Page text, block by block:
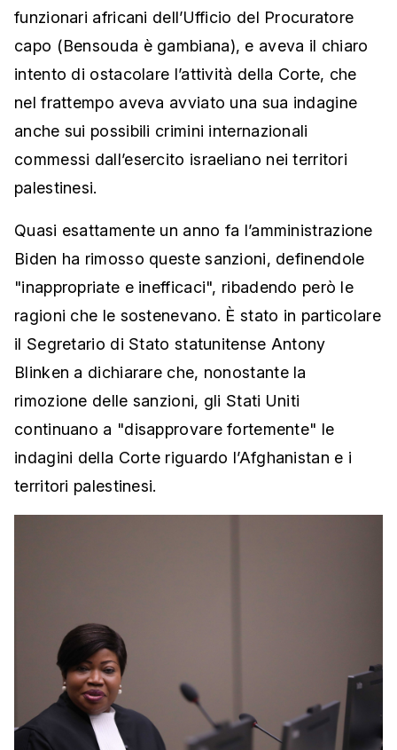
funzionari africani dell’Ufficio del Procuratore
capo (Bensouda è gambiana), e aveva il chiaro
intento di ostacolare l’attività della Corte, che
nel frattempo aveva avviato una sua indagine
anche sui possibili crimini internazionali
commessi dall’esercito israeliano nei territori
palestinesi.
Quasi esattamente un anno fa l’amministrazione
Biden ha rimosso queste sanzioni, definendole
"inappropriate e inefficaci", ribadendo però le
ragioni che le sostenevano. È stato in particolare
il Segretario di Stato statunitense Antony
Blinken a dichiarare che, nonostante la
rimozione delle sanzioni, gli Stati Uniti
continuano a "disapprovare fortemente" le
indagini della Corte riguardo l’Afghanistan e i
territori palestinesi.